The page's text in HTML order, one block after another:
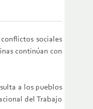
sociales
continúan con
a los pueblos
del Trabajo